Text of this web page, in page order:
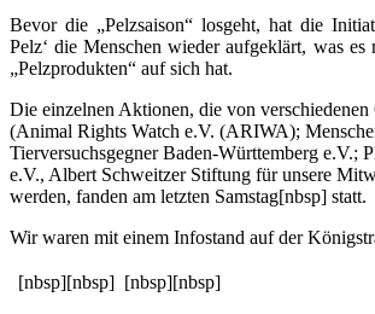
Bevor die „Pelzsaison“ losgeht, hat die
Pelz‘ die Menschen wieder aufgeklärt, was es
„Pelzprodukten“ auf sich hat.
Die einzelnen Aktionen, die von verschiedenen
(Animal Rights Watch e.V. (ARIWA);
Tierversuchsgegner Baden-Württemberg e.V.;
e.V., Albert Schweitzer Stiftung für unsere
werden, fanden am letzten Samstag[nbsp] statt.
Wir waren mit einem Infostand auf der
[nbsp][nbsp] [nbsp][nbsp]